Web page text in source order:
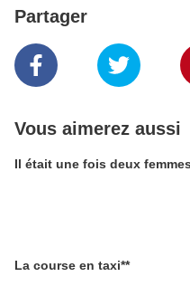
Partager
Vous aimerez aussi
Il était une fois deux
La course en taxi**